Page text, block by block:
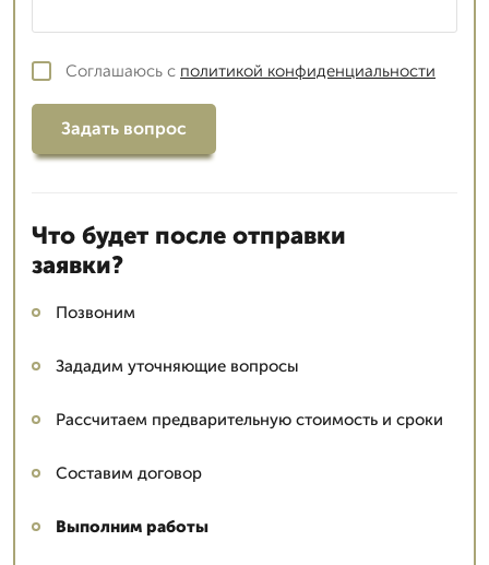
Соглашаюсь с политикой конфиденциальности
Задать вопрос
Что будет после отправки
заявки?
Позвоним
Зададим уточняющие вопросы
Рассчитаем предварительную стоимость и сроки
Составим договор
Выполним работы